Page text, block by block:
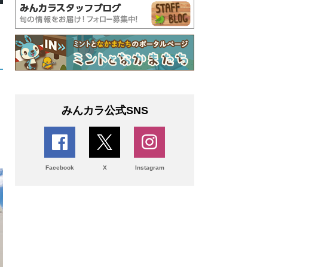
みんカラ公式SNS
Facebook X Instagram